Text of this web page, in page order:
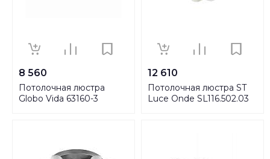
8 560
Потолочная люстра
Globo Vida 63160-3
12 610
Потолочная люстра ST
Luce Onde SL116.502.03